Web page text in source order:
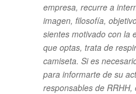
empresa, recurre a
imagen, filosofía,
sientes motivado con la
que optas, trata de
camiseta. Si es
para informarte de su
responsables de RRHH,